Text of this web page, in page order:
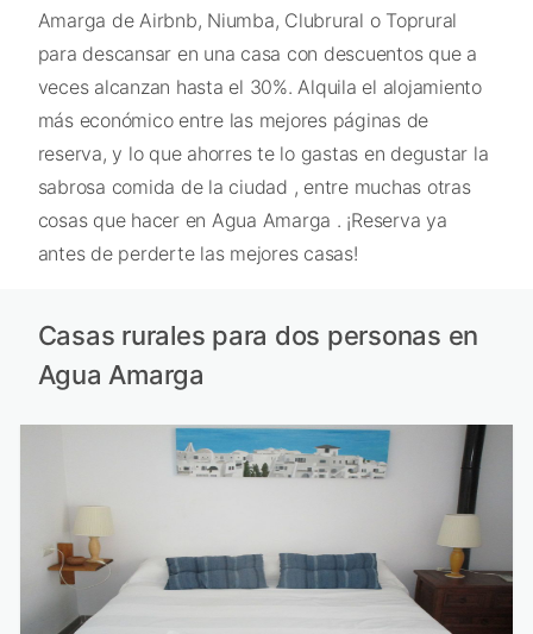
Amarga de Airbnb, Niumba, Clubrural o Toprural
para descansar en una casa con descuentos que a
veces alcanzan hasta el 30%. Alquila el alojamiento
más económico entre las mejores páginas de
reserva, y lo que ahorres te lo gastas en degustar la
sabrosa comida de la ciudad , entre muchas otras
cosas que hacer en Agua Amarga . ¡Reserva ya
antes de perderte las mejores casas!
Casas rurales para dos personas en
Agua Amarga